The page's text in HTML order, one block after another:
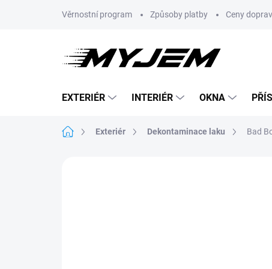
Věrnostní program Způsoby platby Ceny
EXTERIÉR INTERIÉR OKNA
Domů Exteriér Dekontaminace laku Bad